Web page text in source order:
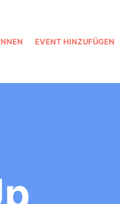
EVENT HINZUFÜGEN